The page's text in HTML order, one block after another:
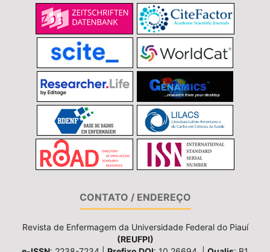
CONTATO / ENDEREÇO
Revista de Enfermagem da Universidade Federal do Piauí
(REUFPI)